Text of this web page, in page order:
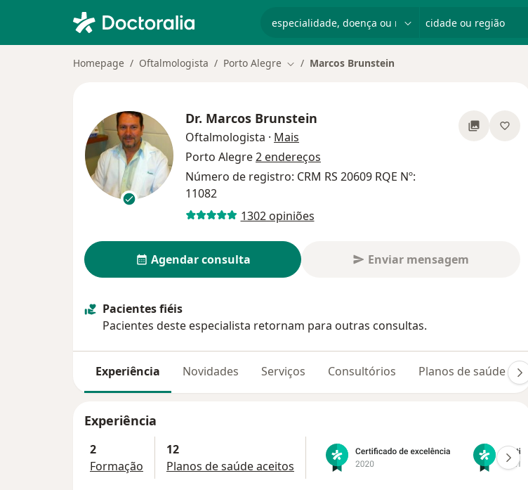
Homepage Oftalmologista Porto Alegre Mudar de cidade
Marcos Brunstein
Dr. Marcos Brunstein
Oftalmologista · Mais
Porto Alegre2 endereços
Número de registro: CRM RS 20609 RQE Nº:
11082
1302 opiniões
Agendar consulta Enviar mensagem
Pacientes fiéis
Pacientes deste especialista retornam para outras consultas.
Experiência Novidades Serviços Consultórios Planos de saúde
Experiência
2
Formação
12
Planos de saúde aceitos